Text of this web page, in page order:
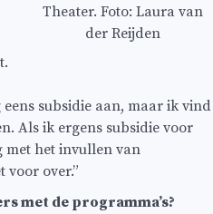
Theater. Foto: Laura van
der Reijden
subsidie aan, maar ik vind
Als ik ergens subsidie voor
met het invullen van
over.”
met de programma’s?